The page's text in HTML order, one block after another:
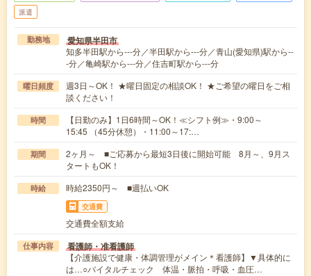
派遣
勤務地 愛知県半田市
知多半田駅から---分／半田駅から---分／青山(愛知県)駅から--
-分／亀崎駅から---分／住吉町駅から---分
曜日頻度
週3日～OK！ ★曜日固定の相談OK！ ★ご希望の曜日をご相
談ください！
時間
【日勤のみ】1日6時間～OK！≪シフト例≫・9:00～
15:45 （45分休憩）・11:00～17:…
期間
2ヶ月～ ■ご応募から最短3日後に開始可能 8月～、9月ス
タートもOK！
時給 時給2350円～ ■週払いOK
交通費
交通費全額支給
仕事内容 看護師・准看護師
【介護施設で健康・体調管理がメイン＊看護師】▼具体的に
は…○バイタルチェック 体温・脈拍・呼吸・血圧…